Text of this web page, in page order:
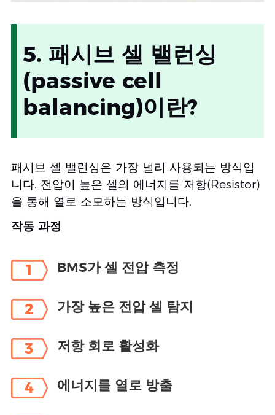
5. 패시브 셀 밸런싱
(passive cell
balancing)이란?
패시브 셀 밸런싱은 가장 널리 사용되는 방식입
니다. 전압이 높은 셀의 에너지를 저항(Resistor)
을 통해 열로 소모하는 방식입니다.
작동 과정
1 BMS가 셀 전압 측정
2 가장 높은 전압 셀 탐지
3 저항 회로 활성화
4 에너지를 열로 방출